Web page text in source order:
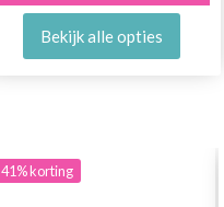
Bekijk alle opties
41%korting